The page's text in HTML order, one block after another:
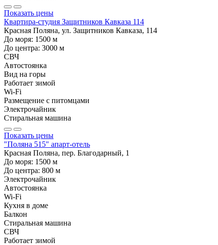
Показать цены
Квартира-студия Защитников Кавказа 114
Красная Поляна, ул. Защитников Кавказа, 114
До моря: 1500 м
До центра: 3000 м
СВЧ
Автостоянка
Вид на горы
Работает зимой
Wi-Fi
Размещение с питомцами
Электрочайник
Стиральная машина
Показать цены
"Поляна 515" апарт-отель
Красная Поляна, пер. Благодарный, 1
До моря: 1500 м
До центра: 800 м
Электрочайник
Автостоянка
Wi-Fi
Кухня в доме
Балкон
Стиральная машина
СВЧ
Работает зимой